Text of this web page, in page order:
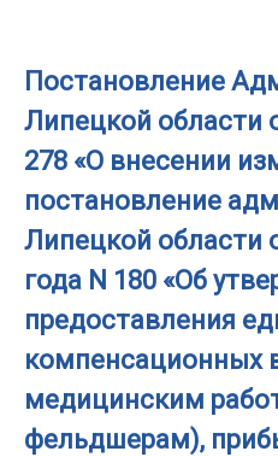
Постановление
Липецкой области
278 «О внесении
постановление
Липецкой области
года N 180 «Об
предоставления
компенсационных
медицинским
фельдшерам),